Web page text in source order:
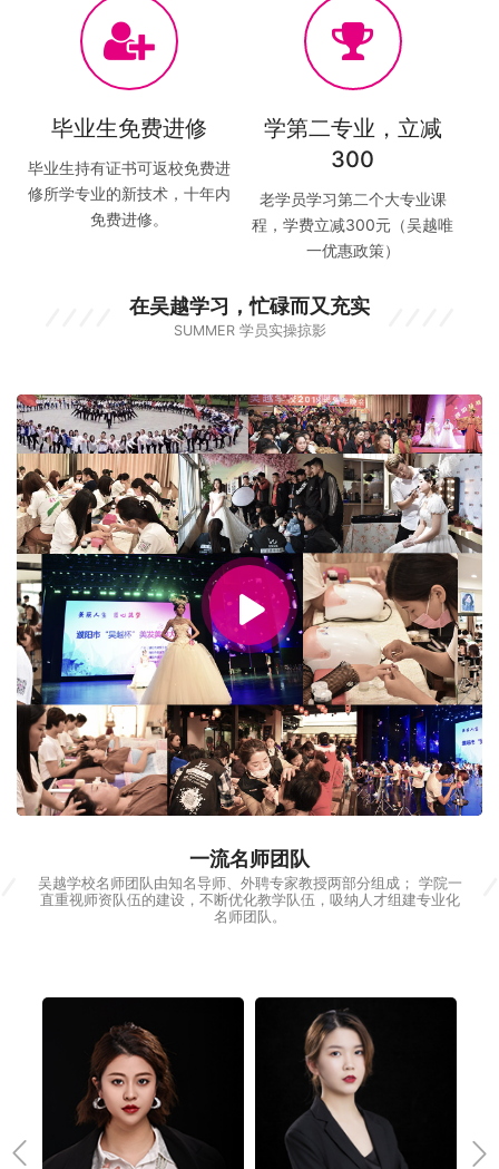
毕业生免费进修
毕业生持有证书可返校免费进
修所学专业的新技术，十年内
免费进修。
学第二专业，立减
300
老学员学习第二个大专业课
程，学费立减300元（吴越唯
一优惠政策）
在吴越学习，忙碌而又充实
SUMMER 学员实操掠影
00:00 / 01:47
一流名师团队
吴越学校名师团队由知名导师、外聘专家教授两部分组成； 学院一
直重视师资队伍的建设，不断优化教学队伍，吸纳人才组建专业化
名师团队。